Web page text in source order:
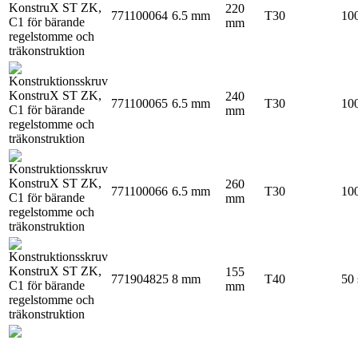
771100064 6.5 mm
220
mm
T30
771100065 6.5 mm
240
mm
T30
771100066 6.5 mm
260
mm
T30
771904825 8 mm
155
mm
T40 50